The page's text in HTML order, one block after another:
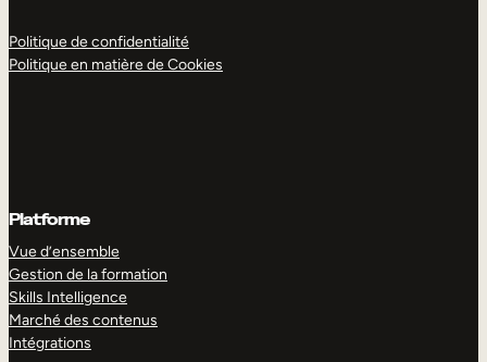
Politique de confidentialité
Politique en matière de Cookies
Platforme
Vue d’ensemble
Gestion de la formation
Skills Intelligence
Marché des contenus
Intégrations